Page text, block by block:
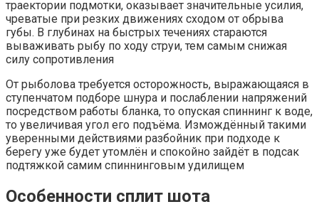
траектории подмотки, оказывает значительные усилия,
чреватые при резких движениях сходом от обрыва
губы. В глубинах на быстрых течениях стараются
вываживать рыбу по ходу струи, тем самым снижая
силу сопротивления
От рыболова требуется осторожность, выражающаяся в
ступенчатом подборе шнура и послаблении напряжений
посредством работы бланка, то опуская спиннинг к воде,
то увеличивая угол его подъёма. Измождённый такими
уверенными действиями разбойник при подходе к
берегу уже будет утомлён и спокойно зайдёт в подсак
подтяжкой самим спиннинговым удилищем
Особенности сплит шота